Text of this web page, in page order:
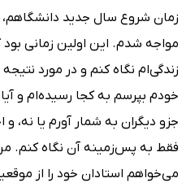
زمان شروع سال جدید دانشگاهم،
مواجه شدم. این اولین زمانی
زندگی‌ام نگاه کنم و در مورد
خودم بپرسم به کجا رسیده‌ام و آیا
فقط به پس‌زمینه آن نگاه کنم.
می‌خواهم استادان خود را از